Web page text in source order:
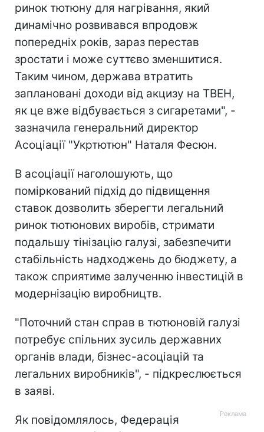
ринок тютюну для нагрівання, який
динамічно розвивався впродовж
попередніх років, зараз перестав
зростати і може суттєво зменшитися.
Таким чином, держава втратить
заплановані доходи від акцизу на ТВЕН,
як це вже відбувається з сигаретами", -
зазначила генеральний директор
Асоціації "Укртютюн" Наталя Фесюн.
В асоціації наголошують, що
поміркований підхід до підвищення
ставок дозволить зберегти легальний
ринок тютюнових виробів, стримати
подальшу тінізацію галузі, забезпечити
стабільність надходжень до бюджету, а
також сприятиме залученню інвестицій в
модернізацію виробництв.
"Поточний стан справ в тютюновій галузі
потребує спільних зусиль державних
органів влади, бізнес-асоціацій та
легальних виробників", - підкреслюється
в заяві.
Як повідомлялось, Федерація